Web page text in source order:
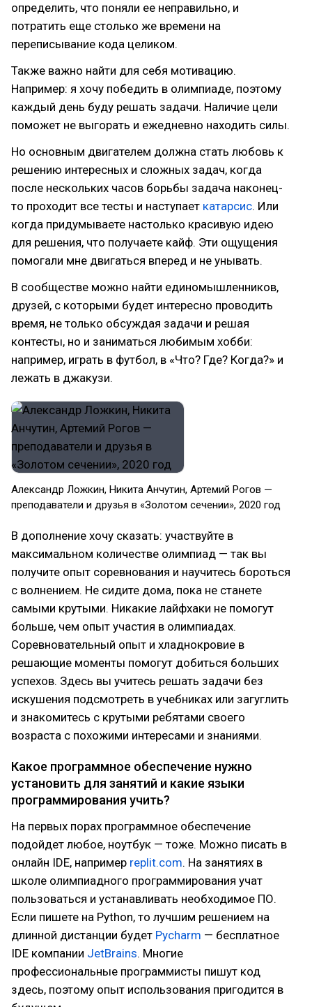
определить, что поняли ее неправильно, и
потратить еще столько же времени на
переписывание кода целиком.
Также важно найти для себя мотивацию.
Например: я хочу победить в олимпиаде, поэтому
каждый день буду решать задачи. Наличие цели
поможет не выгорать и ежедневно находить силы.
Но основным двигателем должна стать любовь к
решению интересных и сложных задач, когда
после нескольких часов борьбы задача наконец-
то проходит все тесты и наступает катарсис. Или
когда придумываете настолько красивую идею
для решения, что получаете кайф. Эти ощущения
помогали мне двигаться вперед и не унывать.
В сообществе можно найти единомышленников,
друзей, с которыми будет интересно проводить
время, не только обсуждая задачи и решая
контесты, но и заниматься любимым хобби:
например, играть в футбол, в «Что? Где? Когда?» и
лежать в джакузи.
Александр Ложкин, Никита Анчутин, Артемий Рогов —
преподаватели и друзья в «Золотом сечении», 2020 год
В дополнение хочу сказать: участвуйте в
максимальном количестве олимпиад — так вы
получите опыт соревнования и научитесь бороться
с волнением. Не сидите дома, пока не станете
самыми крутыми. Никакие лайфхаки не помогут
больше, чем опыт участия в олимпиадах.
Соревновательный опыт и хладнокровие в
решающие моменты помогут добиться больших
успехов. Здесь вы учитесь решать задачи без
искушения подсмотреть в учебниках или загуглить
и знакомитесь с крутыми ребятами своего
возраста с похожими интересами и знаниями.
Какое программное обеспечение нужно
установить для занятий и какие языки
программирования учить?
На первых порах программное обеспечение
подойдет любое, ноутбук — тоже. Можно писать в
онлайн IDE, например replit.com. На занятиях в
школе олимпиадного программирования учат
пользоваться и устанавливать необходимое ПО.
Если пишете на Python, то лучшим решением на
длинной дистанции будет Pycharm — бесплатное
IDE компании JetBrains. Многие
профессиональные программисты пишут код
здесь, поэтому опыт использования пригодится в